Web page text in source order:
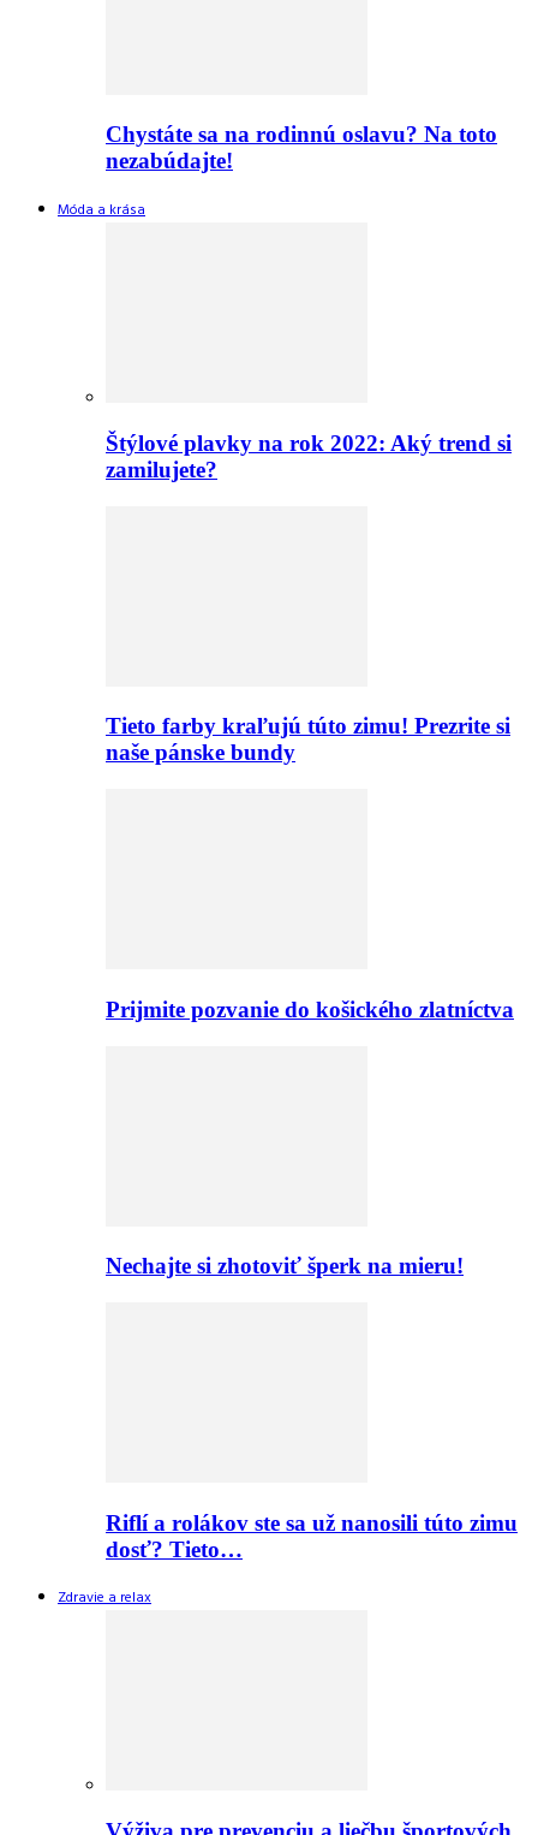
Chystáte sa na rodinnú oslavu? Na toto
nezabúdajte!
Móda a krása
Štýlové plavky na rok 2022: Aký trend si
zamilujete?
Tieto farby kraľujú túto zimu! Prezrite si
naše pánske bundy
Prijmite pozvanie do košického zlatníctva
Nechajte si zhotoviť šperk na mieru!
Riflí a rolákov ste sa už nanosili túto zimu
dosť? Tieto…
Zdravie a relax